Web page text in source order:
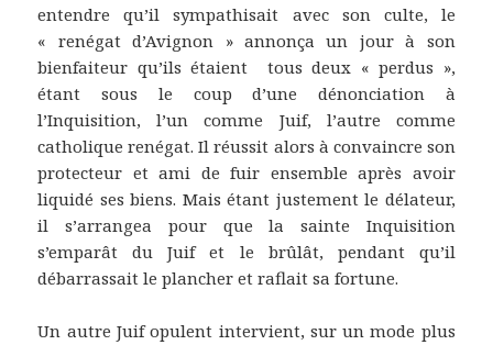
entendre qu’il sympathisait avec son culte, le
« renégat d’Avignon » annonça un jour à son
bienfaiteur qu’ils étaient tous deux « perdus »,
étant sous le coup d’une dénonciation à
l’Inquisition, l’un comme Juif, l’autre comme
catholique renégat. Il réussit alors à convaincre son
protecteur et ami de fuir ensemble après avoir
liquidé ses biens. Mais étant justement le délateur,
il s’arrangea pour que la sainte Inquisition
s’emparât du Juif et le brûlât, pendant qu’il
débarrassait le plancher et raflait sa fortune.
Un autre Juif opulent intervient, sur un mode plus